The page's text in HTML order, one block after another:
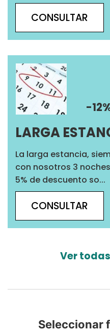
CONSULTAR
-
LARGA
La larga estancia,
con nosotros 3
5% de descuento so...
CONSULTAR
Ver
Seleccionar